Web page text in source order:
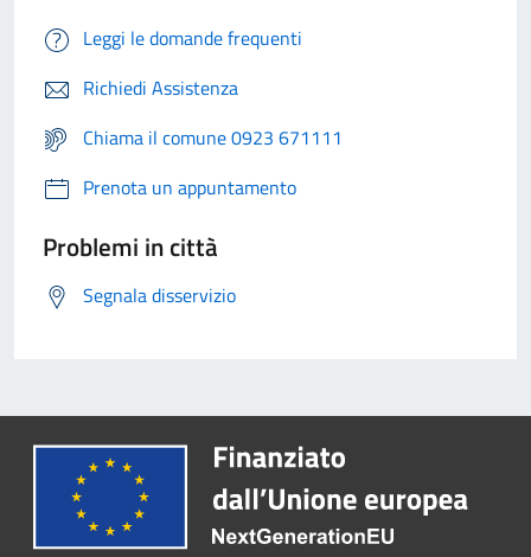
Leggi le domande frequenti
Richiedi Assistenza
Chiama il comune 0923 671111
Prenota un appuntamento
Problemi in città
Segnala disservizio